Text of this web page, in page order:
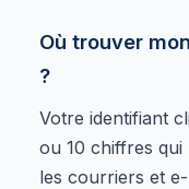
Où trouver
?
Votre identifiant
ou 10 chiffres qui
les courriers et